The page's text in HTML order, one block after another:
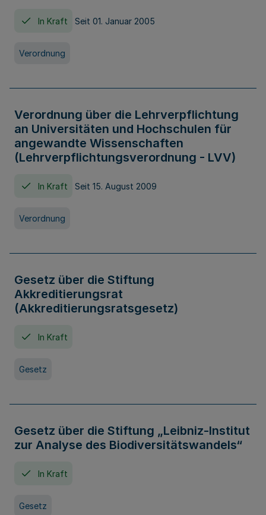
In Kraft Seit 01. Januar 2005
Verordnung
Verordnung über die Lehrverpflichtung
an Universitäten und Hochschulen für
angewandte Wissenschaften
(Lehrverpflichtungsverordnung - LVV)
In Kraft Seit 15. August 2009
Verordnung
Gesetz über die Stiftung
Akkreditierungsrat
(Akkreditierungsratsgesetz)
In Kraft
Gesetz
Gesetz über die Stiftung „Leibniz-Institut
zur Analyse des Biodiversitätswandels“
In Kraft
Gesetz